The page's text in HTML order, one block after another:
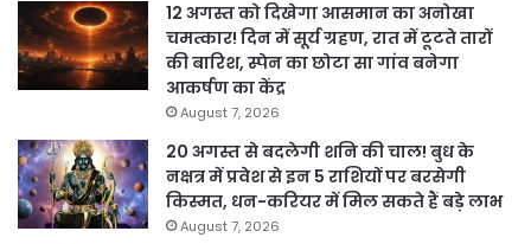
12 अगस्त को दिखेगा आसमान का अनोखा
चमत्कार! दिन में सूर्य ग्रहण, रात में टूटते तारों
की बारिश, स्पेन का छोटा सा गांव बनेगा
आकर्षण का केंद्र
August 7, 2026
20 अगस्त से बदलेगी शनि की चाल! बुध के
नक्षत्र में प्रवेश से इन 5 राशियों पर बरसेगी
किस्मत, धन-करियर में मिल सकते हैं बड़े लाभ
August 7, 2026